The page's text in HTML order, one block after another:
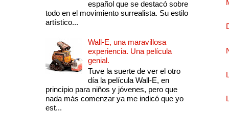
español que se destacó sobre
todo en el movimiento surrealista. Su estilo
artístico...
Wall-E, una maravillosa
experiencia. Una película
genial.
Tuve la suerte de ver el otro
día la película Wall-E, en
principio para niños y jóvenes, pero que
nada más comenzar ya me indicó que yo
est...